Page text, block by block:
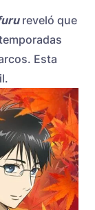
reveló que
Esta